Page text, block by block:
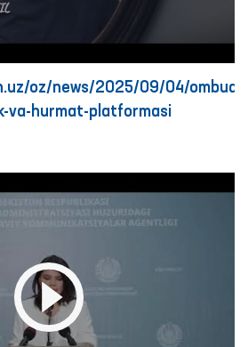
oz/news/2025/09/04/
va-hurmat-platformasi